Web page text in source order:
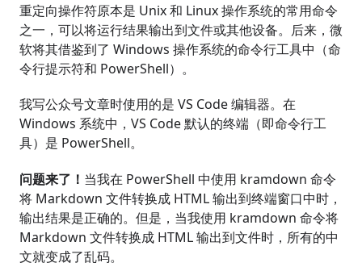
重定向操作符原本是 Unix 和 Linux 操作系统的常用命令
之一，可以将运行结果输出到文件或其他设备。后来，微
软将其借鉴到了 Windows 操作系统的命令行工具中（命
令行提示符和 PowerShell）。
我写公众号文章时使用的是 VS Code 编辑器。在
Windows 系统中，VS Code 默认的终端（即命令行工
具）是 PowerShell。
问题来了！ 当我在 PowerShell 中使用 kramdown 命令
将 Markdown 文件转换成 HTML 输出到终端窗口中时，
输出结果是正确的。但是，当我使用 kramdown 命令将
Markdown 文件转换成 HTML 输出到文件时，所有的中
文就变成了乱码。